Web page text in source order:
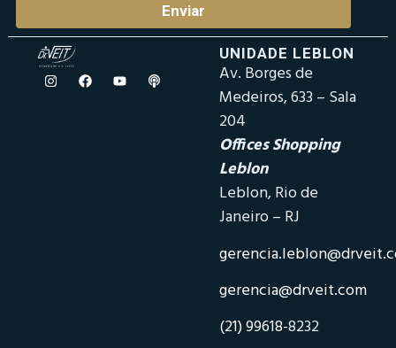
Enviar
UNIDADE LEBLON
Av. Borges de
Medeiros, 633 – Sala
204
Offices Shopping
Leblon
Leblon, Rio de
Janeiro – RJ
gerencia@drveit.com
(21) 99618-8232